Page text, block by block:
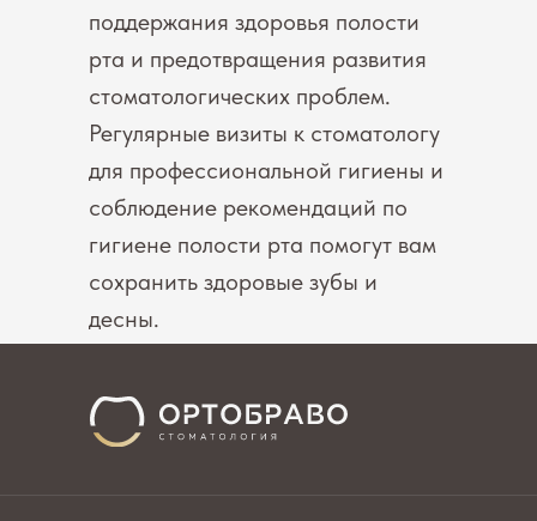
поддержания здоровья полости
рта и предотвращения развития
стоматологических проблем.
Регулярные визиты к стоматологу
для профессиональной гигиены и
соблюдение рекомендаций по
гигиене полости рта помогут вам
сохранить здоровые зубы и
десны.